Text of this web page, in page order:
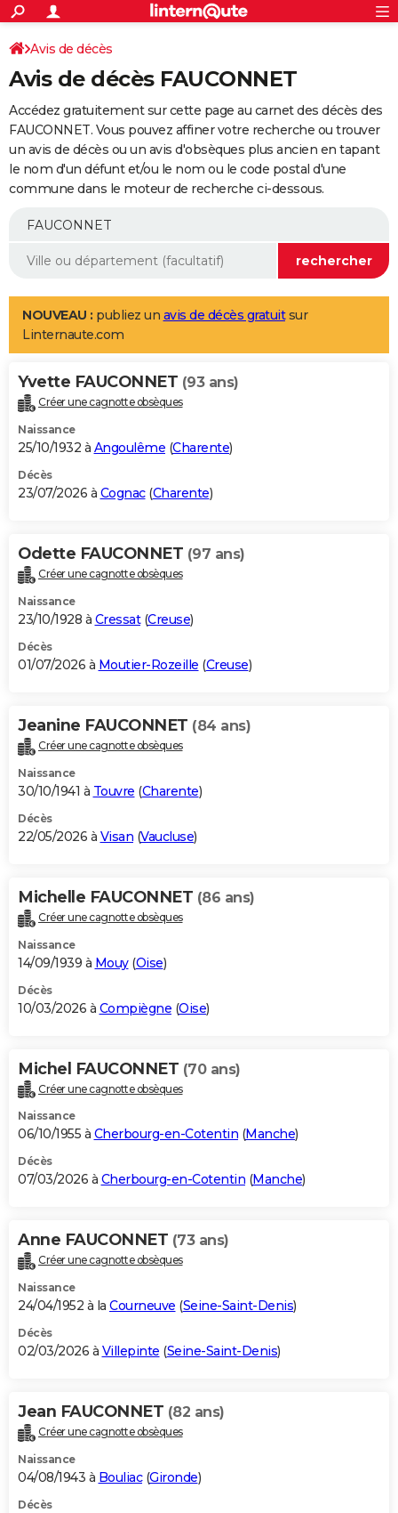
ACTUALITÉS
Politique
Société
Faits Divers
Education
Monde
Villes
+
SPORT
Coupe du monde 2026
Football
Tennis
Cyclisme
Rugby
Forum
Programme TV
TNT
Streaming
Cinéma
Sorties cinéma
Musique
+
FINANCE
Impôts
Immobilier
Risques naturels par ville
Banque
Assurance
Crédit
AUTO
Essais
Réserver un essai
Citadines
Berlines
SUV
Forum auto
+
Mobiles
Meilleur smartphone
Internet
Ordinateurs
Jeux vidéo
Guide high-tech
Aménagement intérieur
LIFESTYLE
Art de vivre
Bien-être
Loisirs
Mode
Modes de vie
Alimentation
Guide de la santé
Maladies
Médicaments
Sommeil
VOYAGE
Destinations
City break
Voyage nature
Voyage de noces
Forum
Climat
+PHOTO
GUIDES D'ACHAT
BONS PLANS
Carte de Noël
Carte Bonne année
Carte Saint-Valentin
Carte Pâques
Carte d'anniversaire
DICTIONNAIRE
Dictionnaire
Biographies
Citations
Expressions
Proverbes
PROGRAMME TV
S'inscrire
Se connecter
Lycées
Collèges
Primaires
Universités
Entreprises
Service militaire
Avis de recherche
AVIS DE DÉCÈS
Bricolage
Lifestyle
Culture
Sport
Auto
Television
Voyage
Cinema
Avis de décès
Avis de décès FAUCONNET
Accédez gratuitement sur cette page au carnet des décès des
FAUCONNET. Vous pouvez affiner votre recherche ou trouver
un avis de décès ou un avis d'obsèques plus ancien en tapant
le nom d'un défunt et/ou le nom ou le code postal d'une
commune dans le moteur de recherche ci-dessous.
NOUVEAU : publiez un avis de décès gratuitsur
Linternaute.com
Yvette FAUCONNET (93 ans)
Créer une cagnotte obsèques
Naissance
25/10/1932 à Angoulême (Charente)
Décès
23/07/2026 à Cognac(Charente)
Odette FAUCONNET (97 ans)
Créer une cagnotte obsèques
Naissance
23/10/1928 à Cressat(Creuse)
Décès
01/07/2026 à Moutier-Rozeille (Creuse)
Jeanine FAUCONNET (84 ans)
Créer une cagnotte obsèques
Naissance
30/10/1941 à Touvre (Charente)
Décès
22/05/2026 à Visan (Vaucluse)
Michelle FAUCONNET (86 ans)
Créer une cagnotte obsèques
Naissance
14/09/1939 à Mouy(Oise)
Décès
10/03/2026 à Compiègne (Oise)
Michel FAUCONNET (70 ans)
Créer une cagnotte obsèques
Naissance
06/10/1955 à Cherbourg-en-Cotentin (Manche)
Décès
07/03/2026 à Cherbourg-en-Cotentin (Manche)
Anne FAUCONNET (73 ans)
Créer une cagnotte obsèques
Naissance
24/04/1952 à la Courneuve (Seine-Saint-Denis)
Décès
02/03/2026 à Villepinte (Seine-Saint-Denis)
Jean FAUCONNET (82 ans)
Créer une cagnotte obsèques
Naissance
04/08/1943 à Bouliac(Gironde)
Décès